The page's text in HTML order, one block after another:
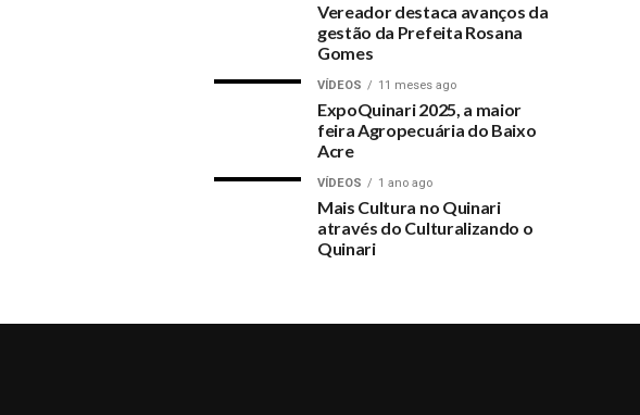
Vereador destaca avanços da
gestão da Prefeita Rosana
Gomes
VÍDEOS 11 meses ago
ExpoQuinari 2025, a maior
feira Agropecuária do Baixo
Acre
VÍDEOS 1 ano ago
Mais Cultura no Quinari
através do Culturalizando o
Quinari